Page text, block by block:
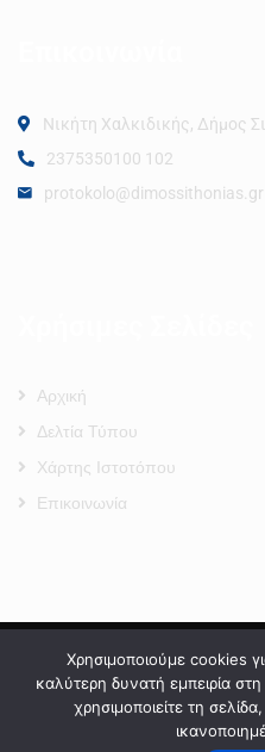
Νικήτη Χαλκιδικής, Δήμος
2375350100 102
protokolo@dimossithonias.gr
Αρχική
Δελτία Τύπου
Χάρτης Ιστοτόπου
Επικοινωνία
Όροι
Χρησιμοποιούμε cookies
καλύτερη δυνατή εμπειρία
χρησιμοποιείτε τη